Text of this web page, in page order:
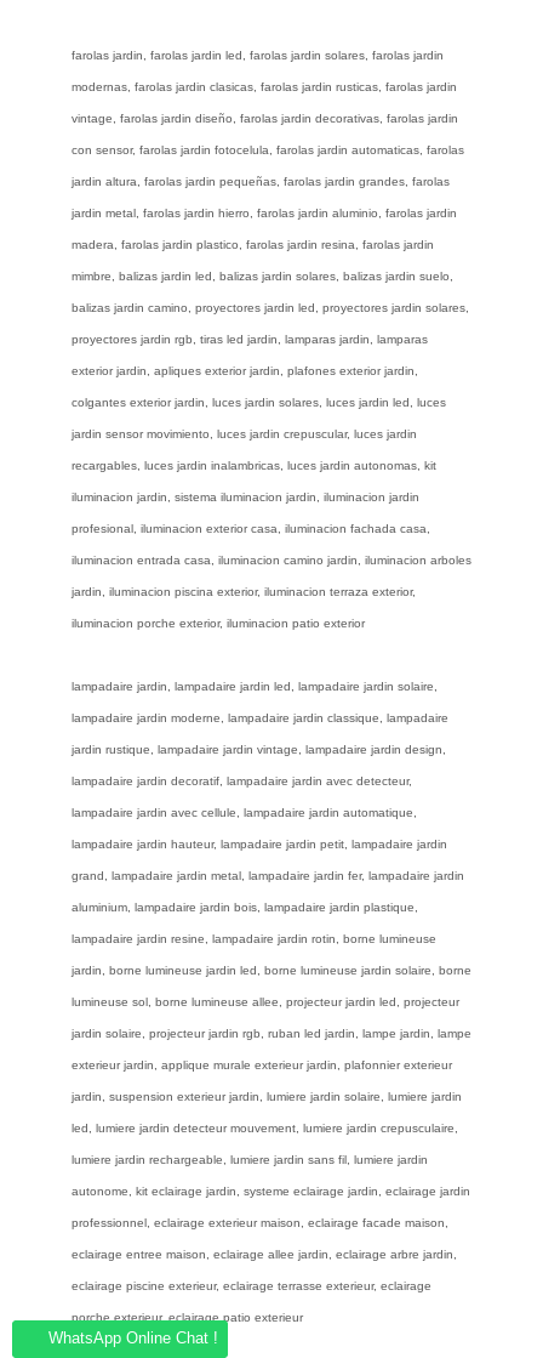
farolas jardin, farolas jardin led, farolas jardin solares, farolas jardin
modernas, farolas jardin clasicas, farolas jardin rusticas, farolas jardin
vintage, farolas jardin diseño, farolas jardin decorativas, farolas jardin
con sensor, farolas jardin fotocelula, farolas jardin automaticas, farolas
jardin altura, farolas jardin pequeñas, farolas jardin grandes, farolas
jardin metal, farolas jardin hierro, farolas jardin aluminio, farolas jardin
madera, farolas jardin plastico, farolas jardin resina, farolas jardin
mimbre, balizas jardin led, balizas jardin solares, balizas jardin suelo,
balizas jardin camino, proyectores jardin led, proyectores jardin solares,
proyectores jardin rgb, tiras led jardin, lamparas jardin, lamparas
exterior jardin, apliques exterior jardin, plafones exterior jardin,
colgantes exterior jardin, luces jardin solares, luces jardin led, luces
jardin sensor movimiento, luces jardin crepuscular, luces jardin
recargables, luces jardin inalambricas, luces jardin autonomas, kit
iluminacion jardin, sistema iluminacion jardin, iluminacion jardin
profesional, iluminacion exterior casa, iluminacion fachada casa,
iluminacion entrada casa, iluminacion camino jardin, iluminacion arboles
jardin, iluminacion piscina exterior, iluminacion terraza exterior,
iluminacion porche exterior, iluminacion patio exterior
lampadaire jardin, lampadaire jardin led, lampadaire jardin solaire,
lampadaire jardin moderne, lampadaire jardin classique, lampadaire
jardin rustique, lampadaire jardin vintage, lampadaire jardin design,
lampadaire jardin decoratif, lampadaire jardin avec detecteur,
lampadaire jardin avec cellule, lampadaire jardin automatique,
lampadaire jardin hauteur, lampadaire jardin petit, lampadaire jardin
grand, lampadaire jardin metal, lampadaire jardin fer, lampadaire jardin
aluminium, lampadaire jardin bois, lampadaire jardin plastique,
lampadaire jardin resine, lampadaire jardin rotin, borne lumineuse
jardin, borne lumineuse jardin led, borne lumineuse jardin solaire, borne
lumineuse sol, borne lumineuse allee, projecteur jardin led, projecteur
jardin solaire, projecteur jardin rgb, ruban led jardin, lampe jardin, lampe
exterieur jardin, applique murale exterieur jardin, plafonnier exterieur
jardin, suspension exterieur jardin, lumiere jardin solaire, lumiere jardin
led, lumiere jardin detecteur mouvement, lumiere jardin crepusculaire,
lumiere jardin rechargeable, lumiere jardin sans fil, lumiere jardin
autonome, kit eclairage jardin, systeme eclairage jardin, eclairage jardin
professionnel, eclairage exterieur maison, eclairage facade maison,
eclairage entree maison, eclairage allee jardin, eclairage arbre jardin,
eclairage piscine exterieur, eclairage terrasse exterieur, eclairage
porche exterieur, eclairage patio exterieur
WhatsApp Online Chat !